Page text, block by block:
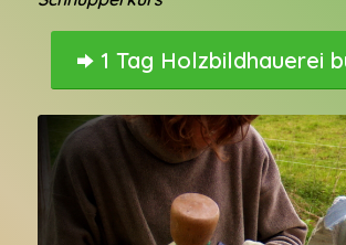
1 Tag Holzbildhauerei